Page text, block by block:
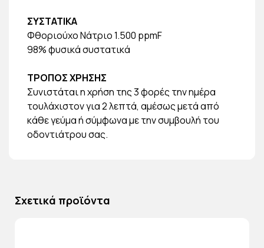
ΣΥΣΤΑΤΙΚΑ
Φθοριούχο Νάτριο 1.500 ppmF
98% φυσικά συστατικά
ΤΡΟΠΟΣ ΧΡΗΣΗΣ
Συνιστάται η χρήση της 3 φορές την ημέρα
τουλάχιστον για 2 λεπτά, αμέσως μετά από
κάθε γεύμα ή σύμφωνα με την συμβουλή του
οδοντιάτρου σας.
Σχετικά προϊόντα